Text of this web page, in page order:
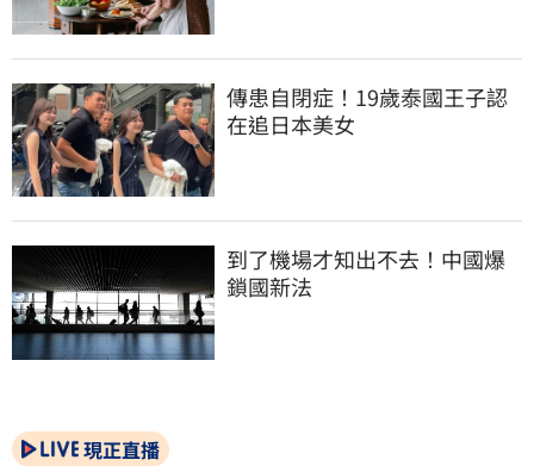
傳患自閉症！19歲泰國王子認
在追日本美女
到了機場才知出不去！中國爆
鎖國新法
現正直播